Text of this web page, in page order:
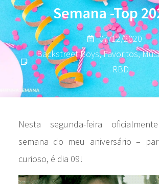
Semana -Top
07/12/2020
Backstreet Boys,Favoritos,
RBD
Nesta segunda-feira
semana do meu aniversário –
curioso, é dia 09!